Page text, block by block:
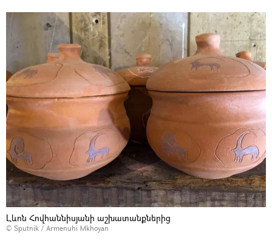
Լևոն Հովհաննիսյանի աշխատանքներից
© Sputnik / Armenuhi Mkhoyan